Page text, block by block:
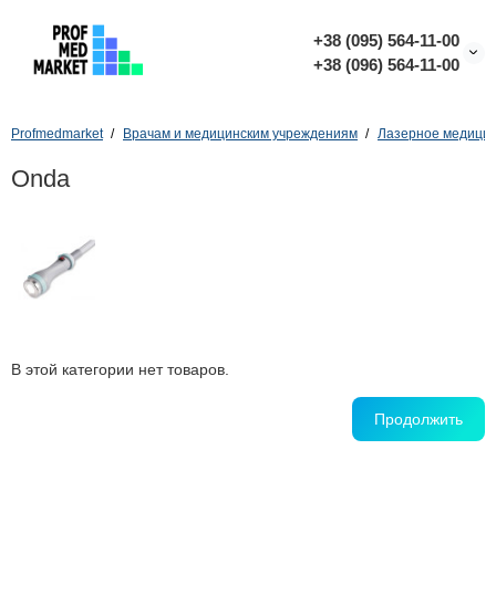
+38 (095) 564-11-00
+38 (096) 564-11-00
Profmedmarket Врачам и медицинским учреждениям Лазерное
Onda
В этой категории нет товаров.
Продолжить